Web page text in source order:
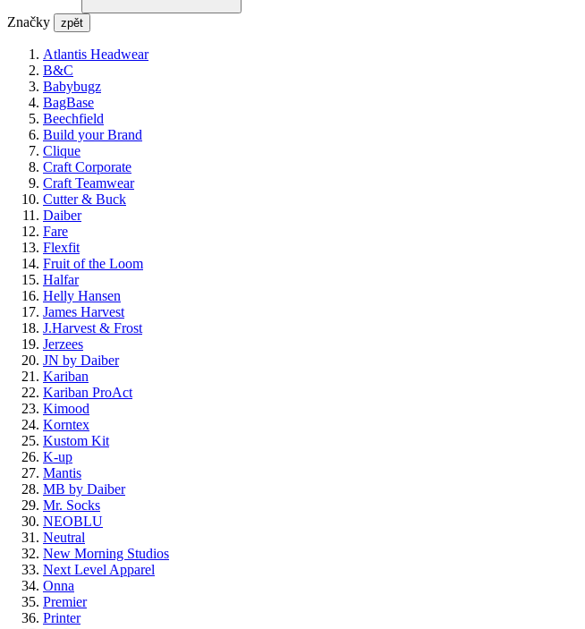
Značky zpět
Atlantis Headwear
B&C
Babybugz
BagBase
Beechfield
Build your Brand
Clique
Craft Corporate
Craft Teamwear
Cutter & Buck
Daiber
Fare
Flexfit
Fruit of the Loom
Halfar
Helly Hansen
James Harvest
J.Harvest & Frost
Jerzees
JN by Daiber
Kariban
Kariban ProAct
Kimood
Korntex
Kustom Kit
K-up
Mantis
MB by Daiber
Mr. Socks
NEOBLU
Neutral
New Morning Studios
Next Level Apparel
Onna
Premier
Printer